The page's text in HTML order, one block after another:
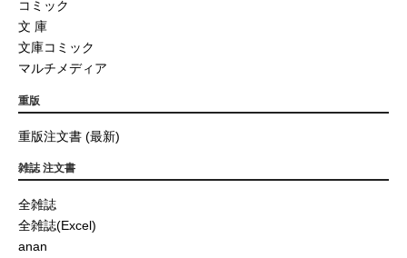
コミック
文 庫
文庫コミック
マルチメディア
重版
重版注文書 (最新)
雑誌 注文書
全雑誌
全雑誌(Excel)
anan